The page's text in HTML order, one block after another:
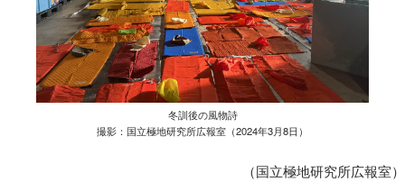
冬訓後の風物詩
撮影：国立極地研究所広報室（2024年3月8日）
（国立極地研究所広報室）